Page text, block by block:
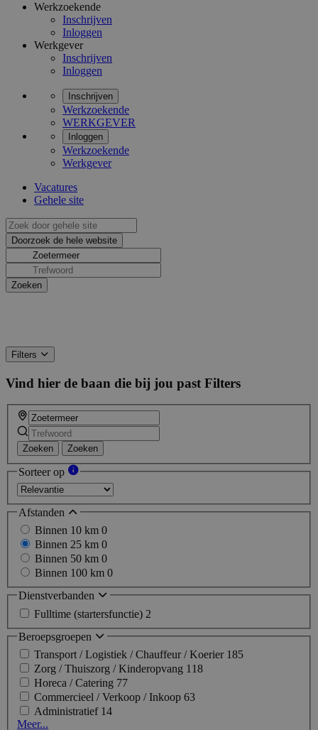
Werkzoekende
Inschrijven
Inloggen
Werkgever
Inschrijven
Inloggen
Inschrijven
Werkzoekende
WERKGEVER
Inloggen
Werkzoekende
Werkgever
Vacatures
Gehele site
Filters
Vind hier de baan die bij jou past Filters
Zoeken Zoeken
Sorteer op
Afstanden
Binnen 10 km 0
Binnen 25 km 0
Binnen 50 km 0
Binnen 100 km 0
Dienstverbanden
Fulltime (startersfunctie) 2
Beroepsgroepen
Transport / Logistiek / Chauffeur / Koerier 185
Zorg / Thuiszorg / Kinderopvang 118
Horeca / Catering 77
Commercieel / Verkoop / Inkoop 63
Administratief 14
Meer...